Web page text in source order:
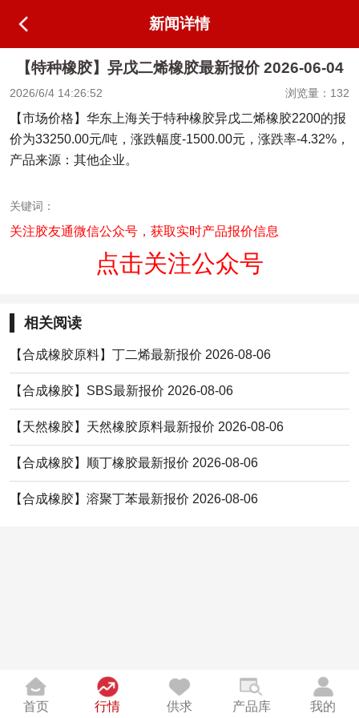
新闻详情
【特种橡胶】异戊二烯橡胶最新报价 2026-06-04
2026/6/4 14:26:52 浏览量：132
【市场价格】华东上海关于特种橡胶异戊二烯橡胶2200的报
价为33250.00元/吨，涨跌幅度-1500.00元，涨跌率-4.32%，
产品来源：其他企业。
关键词：
关注胶友通微信公众号，获取实时产品报价信息
点击关注公众号
相关阅读
【合成橡胶原料】丁二烯最新报价 2026-08-06
【合成橡胶】SBS最新报价 2026-08-06
【天然橡胶】天然橡胶原料最新报价 2026-08-06
【合成橡胶】顺丁橡胶最新报价 2026-08-06
【合成橡胶】溶聚丁苯最新报价 2026-08-06
首页 行情 供求 产品库 我的